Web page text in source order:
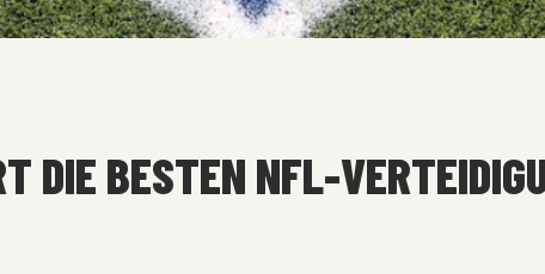
DIE BESTEN NFL-